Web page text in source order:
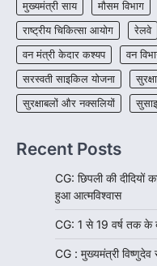
मुख्यमंत्री साय मौसम विभाग
राष्ट्रीय चिकित्सा आयोग
रेलवे
वन मंत्री केदार कश्यप
वन
सरस्वती साइकिल योजना
सुरक्षाबलों और नक्सलियों
Recent Posts
CG: छिपली की
हुआ आत्मविश्वास
CG: 1 से 19 वर्ष तक के
CG : मुख्यमंत्री